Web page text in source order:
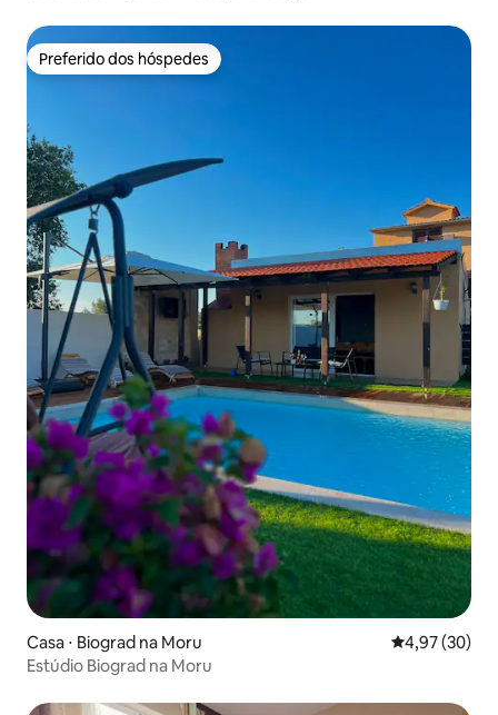
Preferido dos hóspedes
Preferido dos hóspedes
Casa ⋅ Biograd na Moru 4,97 de uma
4,97 (30)
Estúdio Biograd na Moru